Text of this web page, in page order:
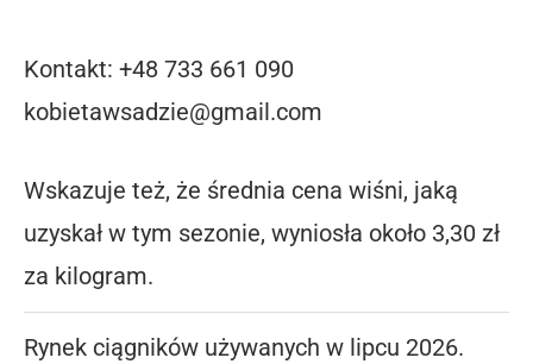
Kontakt: +48 733 661 090
kobietawsadzie@gmail.com
Wskazuje też, że średnia cena wiśni, jaką
uzyskał w tym sezonie, wyniosła około 3,30 zł
za kilogram.
Rynek ciągników używanych w lipcu 2026.